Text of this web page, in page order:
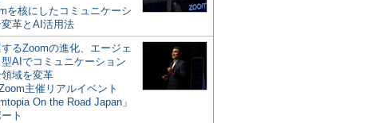
を核にしたコミュニケーシ
変革とAI活用法
するZoomの進化、エージェ
型AIでコミュニケーション
域を変革
主催リアルイベント
On the Road Japan」
ト